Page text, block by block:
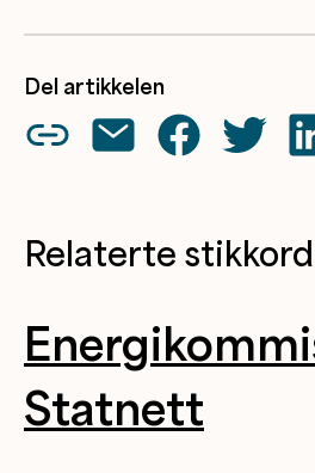
Del artikkelen
Relaterte stikkord
Statnett